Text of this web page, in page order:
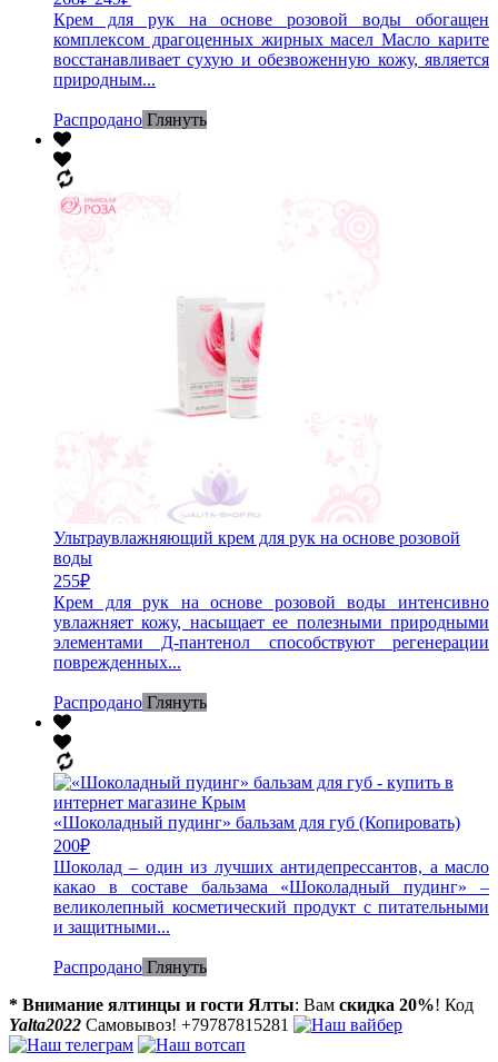
Крем для рук на основе розовой воды обогащен
комплексом драгоценных жирных масел Масло карите
восстанавливает сухую и обезвоженную кожу, является
природным...
Распродано Глянуть
Ультраувлажняющий крем для рук на основе розовой
воды
255₽
Крем для рук на основе розовой воды интенсивно
увлажняет кожу, насыщает ее полезными природными
элементами Д-пантенол способствуют регенерации
поврежденных...
Распродано Глянуть
«Шоколадный пудинг» бальзам для губ (Копировать)
200₽
Шоколад – один из лучших антидепрессантов, а масло
какао в составе бальзама «Шоколадный пудинг» –
великолепный косметический продукт с питательными
и защитными...
Распродано Глянуть
* Внимание ялтинцы и гости Ялты: Вам скидка 20%! Код
Yalta2022 Самовывоз! +79787815281